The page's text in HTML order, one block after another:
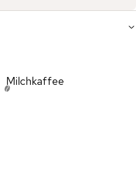
Milchkaffee